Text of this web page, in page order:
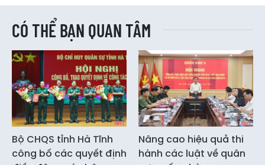
CÓ THỂ BẠN QUAN TÂM
Bộ CHQS tỉnh Hà Tĩnh
công bố các quyết định
Nâng cao hiệu quả thi
hành các luật về quân